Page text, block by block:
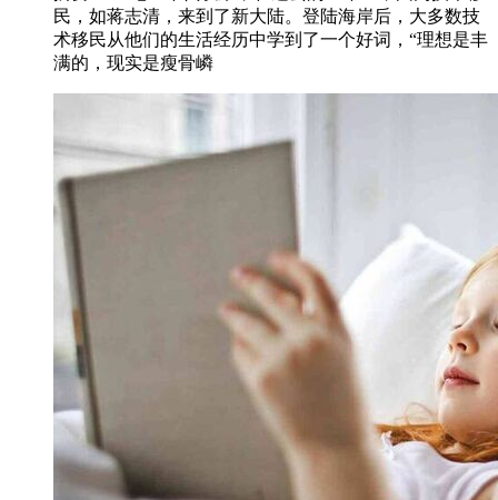
民，如蒋志清，来到了新大陆。登陆海岸后，大多数技
术移民从他们的生活经历中学到了一个好词，“理想是丰
满的，现实是瘦骨嶙